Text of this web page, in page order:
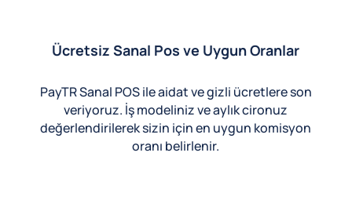
Ücretsiz Sanal Pos ve Uygun Oranlar
PayTR Sanal POS ile aidat ve gizli ücretlere son
veriyoruz. İş modeliniz ve aylık cironuz
değerlendirilerek sizin için en uygun komisyon
oranı belirlenir.